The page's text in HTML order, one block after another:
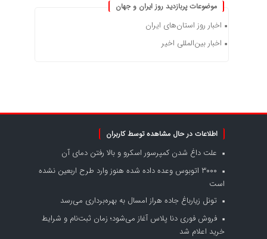
موضوعات پربازدید روز ایران و جهان
اخبار روز استان‌های ایران
اخبار بین‌المللی اخیر
اطلاعات در حال مشاهده توسط کاربران
علت داغ شدن کمپرسور اسکرو و بالا رفتن دمای آن
۳۰۰۰ اتوبوس وعده داده شده هنوز وارد طرح اربعین نشده
است
تونل زیارباغ جاده هراز امسال به بهره‌برداری می‌رسد
فروش فوری دنا پلاس آغاز می‌شود؛ زمان ثبت‌نام و شرایط
خرید اعلام شد